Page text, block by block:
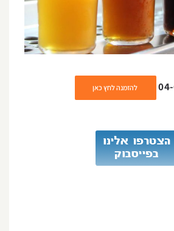
להזמנה לחץ כאן